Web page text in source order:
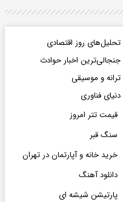
تحلیل‌های روز اقتصادی
جنجالی‌ترین اخبار حوادث
ترانه و موسیقی
دنیای فناوری
قیمت تتر امروز
سنگ قبر
خرید خانه و آپارتمان در تهران
دانلود آهنگ
پارتیشن شیشه ای